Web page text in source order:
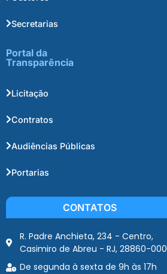
Secretarias
Portal da
Transparência
Licitação
Contratos
Audiências Públicas
Portarias
CONTATOS
R. Padre Anchieta, 234 - Centro,
Casimiro de Abreu - RJ, 28860-000
De segunda à sexta de 9h às 17h